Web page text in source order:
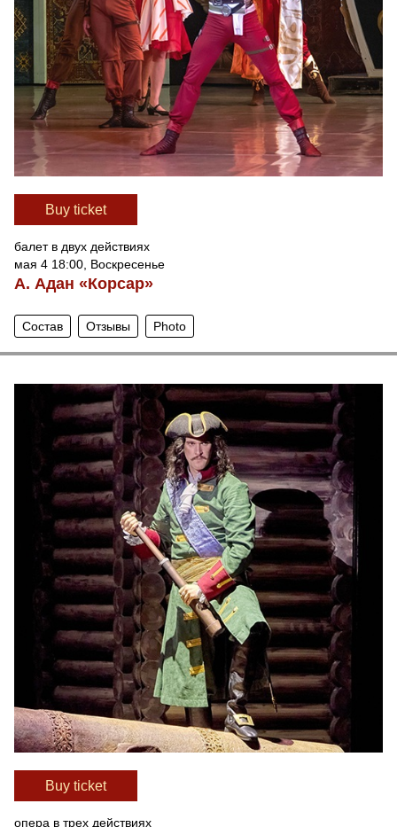
Вuy ticket
балет в двух действиях
мая 4 18:00, Воскресенье
А. Адан «Корсар»
Состав Отзывы Photo
Вuy ticket
опера в трех действиях